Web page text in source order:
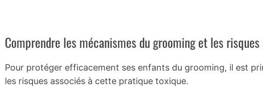
Comprendre les mécanismes du grooming et les
Pour protéger efficacement ses enfants du grooming, il est
les risques associés à cette pratique toxique.